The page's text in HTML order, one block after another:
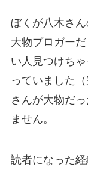
ぼくが八木さ
大物ブロガー
い人見つけち
っていました
さんが大物だ
ません。
読者になった経